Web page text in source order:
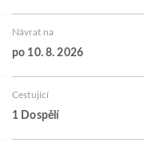
Návrat na
po 10. 8. 2026
Cestující
1 Dospělí